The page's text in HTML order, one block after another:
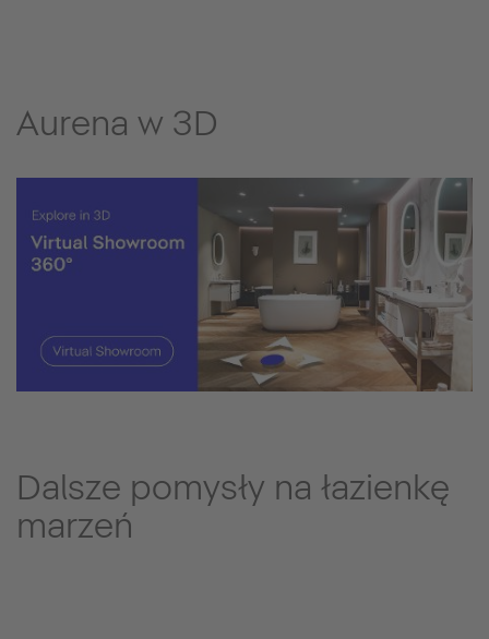
Aurena w 3D
Dalsze pomysły na łazienkę
marzeń